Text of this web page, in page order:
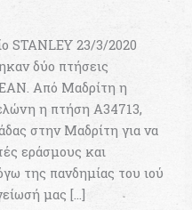
STANLEY 23/3/2020
δύο πτήσεις
Από Μαδρίτη η
η πτήση Α34713,
στην Μαδρίτη για να
εράσμους και
της πανδημίας του ιού
μας […]